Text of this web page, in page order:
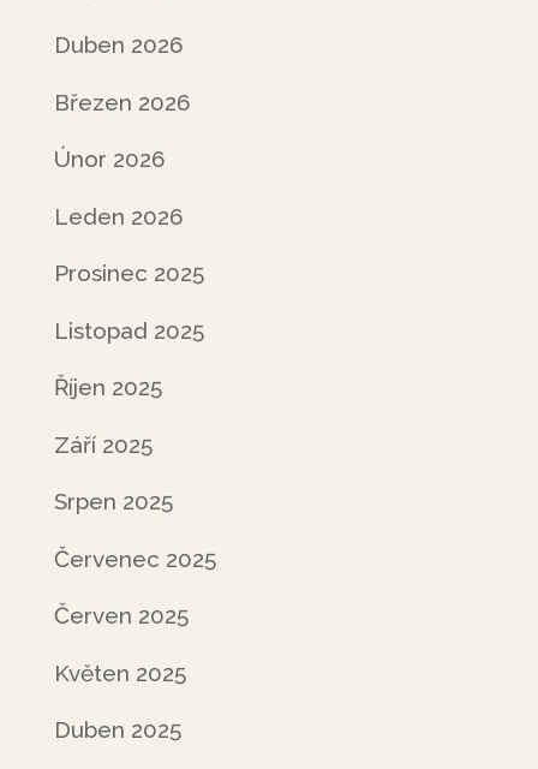
Duben 2026
Březen 2026
Únor 2026
Leden 2026
Prosinec 2025
Listopad 2025
Říjen 2025
Září 2025
Srpen 2025
Červenec 2025
Červen 2025
Květen 2025
Duben 2025